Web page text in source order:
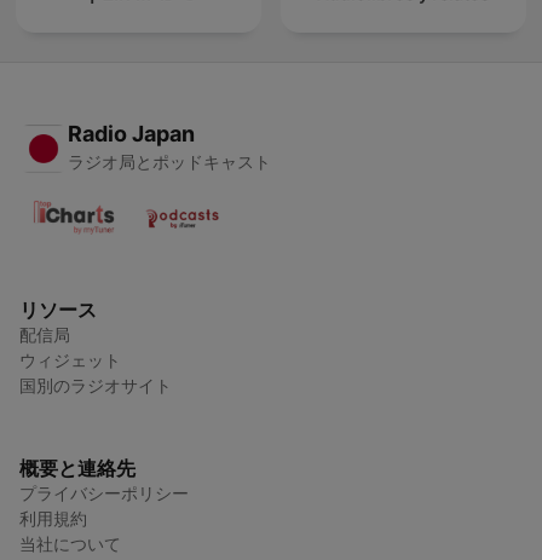
Radio Japan
ラジオ局とポッドキャスト
リソース
配信局
ウィジェット
国別のラジオサイト
概要と連絡先
プライバシーポリシー
利用規約
当社について